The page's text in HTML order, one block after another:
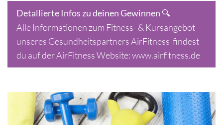
Detallierte Infos zu deinen Gewinnen 🔍
Alle Informationen zum Fitness- & Kursangebot
unseres Gesundheitspartners AirFitness findest
du auf der AirFitness Website:www.airfitness.de